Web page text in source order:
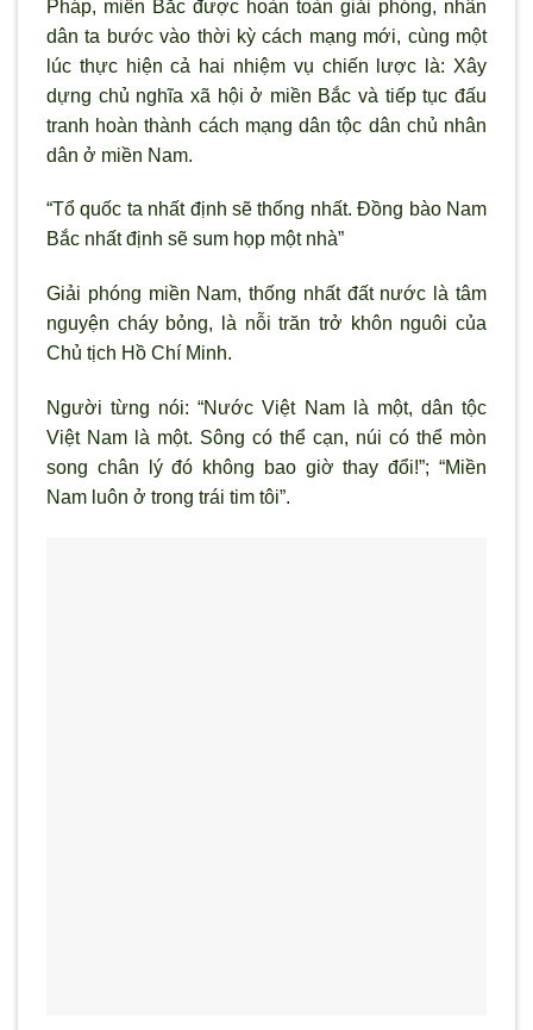
Pháp, miền Bắc được hoàn toàn giải phóng, nhân
dân ta bước vào thời kỳ cách mạng mới, cùng một
lúc thực hiện cả hai nhiệm vụ chiến lược là: Xây
dựng chủ nghĩa xã hội ở miền Bắc và tiếp tục đấu
tranh hoàn thành cách mạng dân tộc dân chủ nhân
dân ở miền Nam.
“Tổ quốc ta nhất định sẽ thống nhất. Đồng bào Nam
Bắc nhất định sẽ sum họp một nhà”
Giải phóng miền Nam, thống nhất đất nước là tâm
nguyện cháy bỏng, là nỗi trăn trở khôn nguôi của
Chủ tịch Hồ Chí Minh.
Người từng nói: “Nước Việt Nam là một, dân tộc
Việt Nam là một. Sông có thể cạn, núi có thể mòn
song chân lý đó không bao giờ thay đổi!”; “Miền
Nam luôn ở trong trái tim tôi”.